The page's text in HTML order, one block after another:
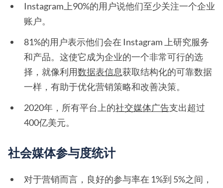
Instagram上90%的用户说他们至少关注一个企业
账户。
81%的用户表示他们会在 Instagram 上研究服务
和产品。这使它成为企业的一个非常可行的选
择，就像利用数据表信息获取结构化的可靠数据
一样，有助于优化营销策略和改善决策。
2020年，所有平台上的社交媒体广告支出超过
400亿美元。
社会媒体参与度统计
对于营销而言，良好的参与率在 1%到 5%之间，